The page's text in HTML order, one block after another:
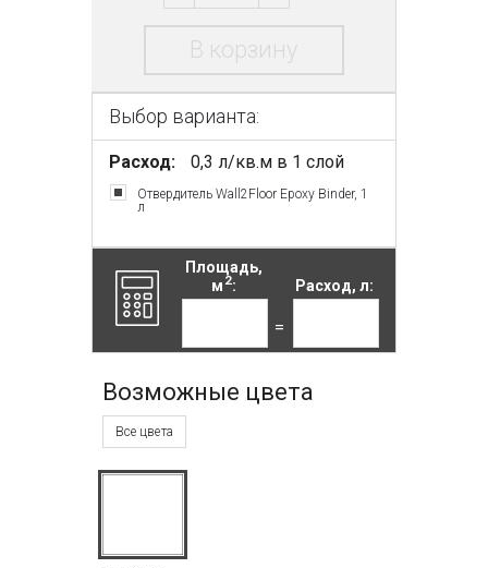
В корзину
Выбор варианта:
Расход: 0,3 л/кв.м в 1 слой
Отвердитель Wall2Floor Epoxy Binder, 1
л
Площадь,
м 2:
=
Расход, л:
Возможные цвета
Все цвета